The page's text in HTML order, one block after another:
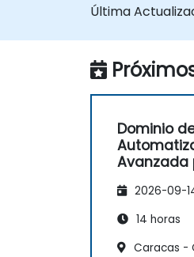
atención
Última
Dominio
Avanzada
Marketing
2026-09-
14 horas
Caracas -